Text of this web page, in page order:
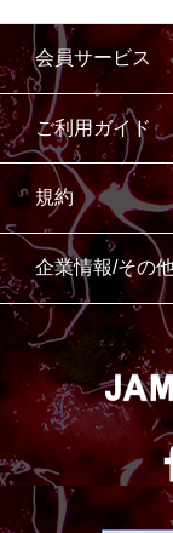
会員サービス
ご利用ガイド
規約
企業情報/その